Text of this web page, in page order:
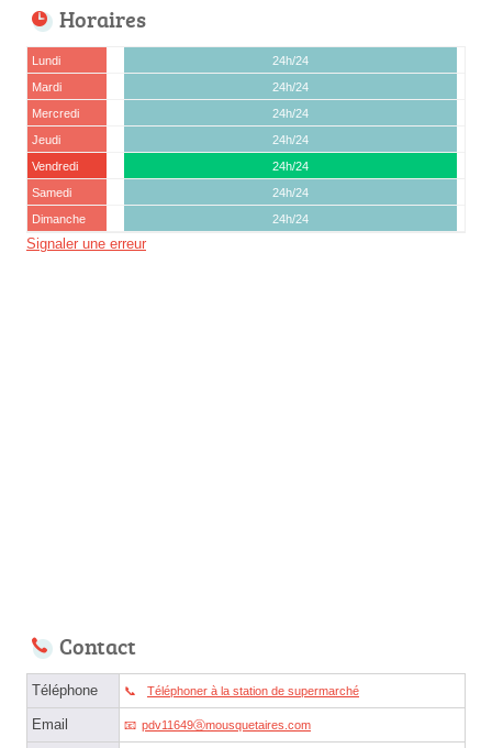
Horaires
Lundi
24h/24
Mardi
24h/24
Mercredi
24h/24
Jeudi
24h/24
Vendredi
24h/24
Samedi
24h/24
Dimanche
24h/24
Signaler une erreur
Contact
Téléphone Téléphoner à la station de supermarché
Email pdv11649ⓐmousquetaires.com